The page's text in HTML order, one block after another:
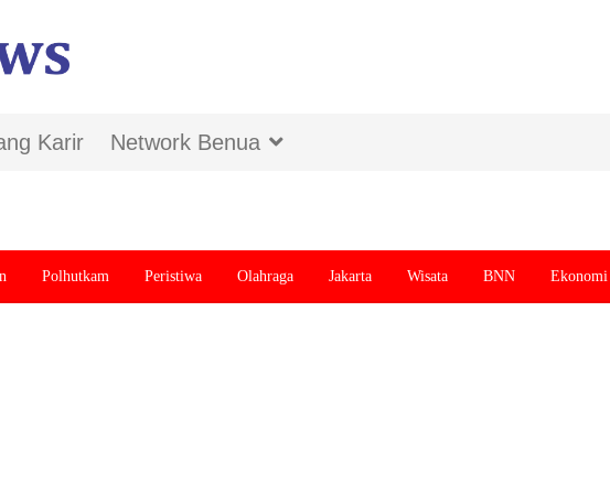
Karir Network Benua
Polhutkam Peristiwa Olahraga Jakarta Wisata BNN Ekonomi